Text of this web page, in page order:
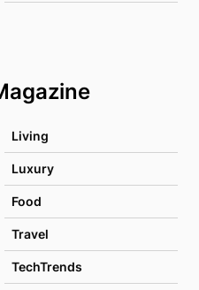
Living
Luxury
Food
Travel
TechTrends